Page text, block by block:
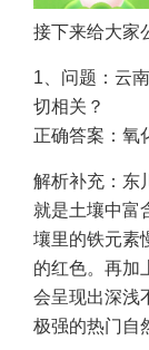
接下来给大家
1、问题：云
切相关？
正确答案：氧
解析补充：东
就是土壤中富
壤里的铁元素
的红色。再加
会呈现出深浅
极强的热门自